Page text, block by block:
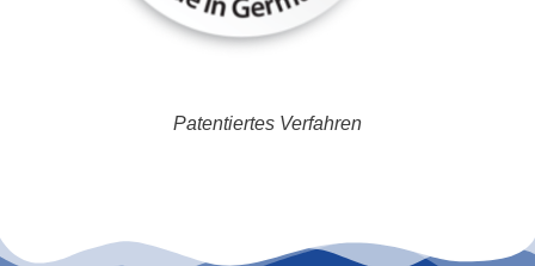
Patentiertes Verfahren